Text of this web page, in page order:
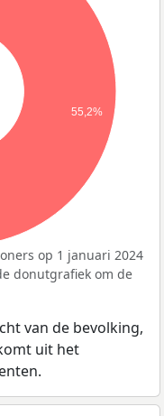
55,2%
op 1 januari 2024
donutgrafiek om de
van de bevolking,
uit het